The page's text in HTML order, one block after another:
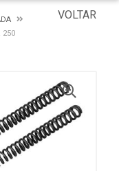
VOLTAR
250